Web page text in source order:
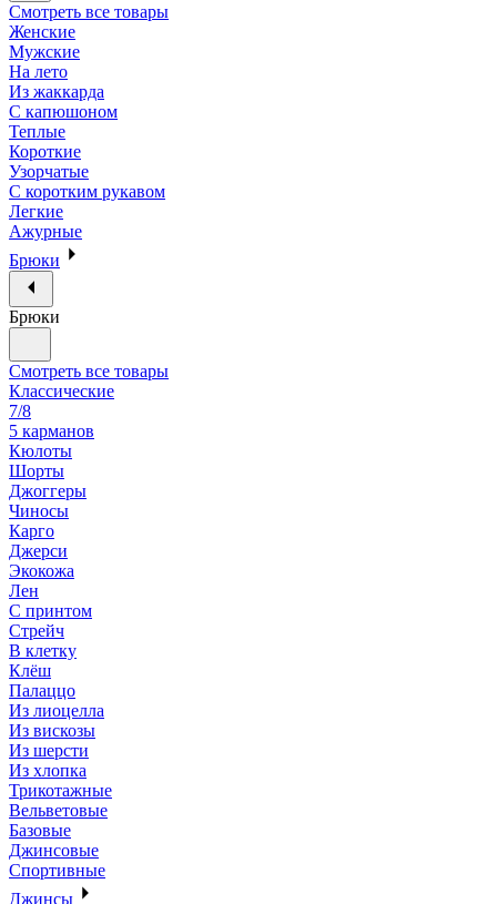
Смотреть все товары
Женские
Мужские
На лето
Из жаккарда
С капюшоном
Теплые
Короткие
Узорчатые
С коротким рукавом
Легкие
Ажурные
Брюки
Брюки
Смотреть все товары
Классические
7/8
5 карманов
Кюлоты
Шорты
Джоггеры
Чиносы
Карго
Джерси
Экокожа
Лен
С принтом
Стрейч
В клетку
Клёш
Палаццо
Из лиоцелла
Из вискозы
Из шерсти
Из хлопка
Трикотажные
Вельветовые
Базовые
Джинсовые
Спортивные
Джинсы